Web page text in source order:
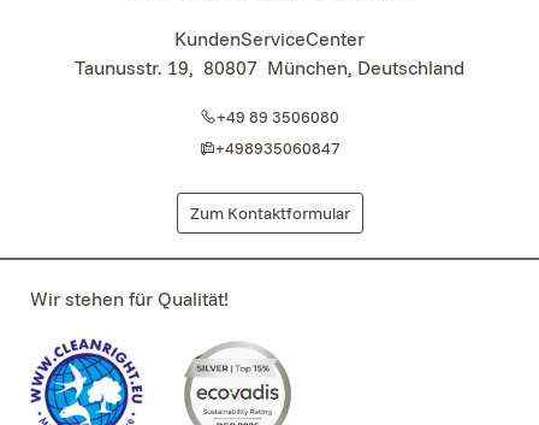
KundenServiceCenter
Taunusstr. 19, 80807 München, Deutschland
+49 89 3506080
+498935060847
Zum Kontaktformular
Wir stehen für Qualität!